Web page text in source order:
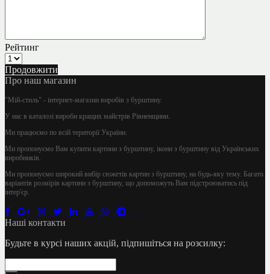
Рейтинг
Продовжити
Про наш магазин
"Мій-стиль" - інтернет-магазин виробів з бурштину.
У нас в каталозі вироби кращих майстрів Рівненщини.
Ми працюємо по всій території України.
Ми пропонуємо Вам купити картини з бурштину, ікони з бурштину від Українських
виробників.
Ми пропонуємо широкий вибір сюжетів картин з бурштину, на будь-яку тему. Багато
варіантів розмірів картини з бурштину, що допоможуть Вам підстроюватись під
інтер'єр.
Наші контакти
Будьте в курсі наших акцій, підпишіться на розсилку: